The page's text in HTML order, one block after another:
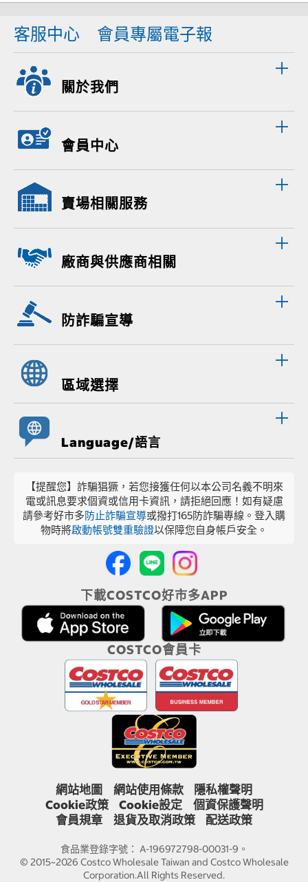
客服中心 會員專屬電子報
關於我們
會員中心
賣場相關服務
廠商與供應商相關
防詐騙宣導
區域選擇
Language/語言
【提醒您】詐騙猖獗，若您接獲任何以本公司名義不明來
電或訊息要求個資或信用卡資訊，請拒絕回應！如有疑慮
請參考好市多防止詐騙宣導或撥打165防詐騙專線。登入購
物時將啟動帳號雙重驗證以保障您自身帳戶安全。
下載COSTCO好市多APP
COSTCO會員卡
網站地圖 網站使用條款
隱私權聲明
Cookie政策
Cookie設定
個資保護聲明
會員規章
退貨及取消政策 配送政策
食品業登錄字號： A-196972798-00031-9。
© 2015~2026 Costco Wholesale Taiwan and Costco Wholesale
Corporation.All Rights Reserved.